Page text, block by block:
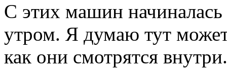
С этих машин
утром. Я думаю тут
как они смотрятся